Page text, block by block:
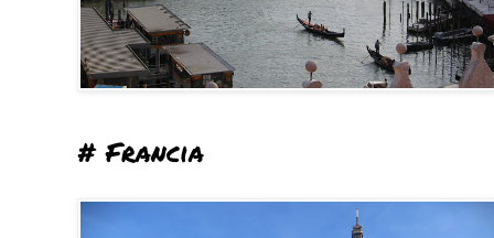
# Francia